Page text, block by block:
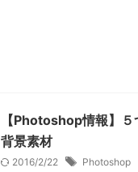
【Photoshop情報】
背景素材
2016/2/22 Photoshop